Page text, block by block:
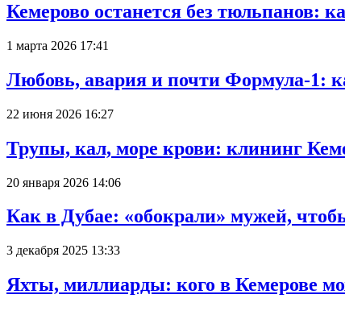
Кемерово останется без тюльпанов:
1 марта 2026 17:41
Любовь, авария и почти Формула-1:
22 июня 2026 16:27
Трупы, кал, море крови: клининг
20 января 2026 14:06
Как в Дубае: «обокрали» мужей,
3 декабря 2025 13:33
Яхты, миллиарды: кого в Кемерове